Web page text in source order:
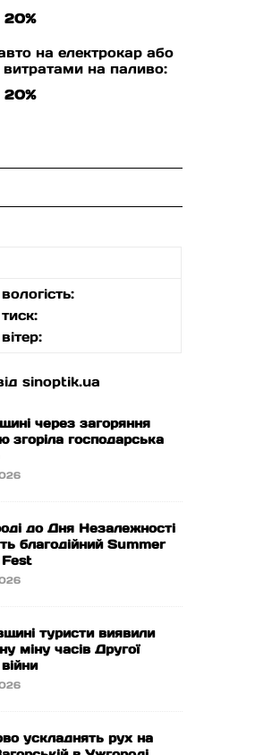
20%
на електрокар або
на паливо:
20%
вологість:
тиск:
вітер:
sinoptik.ua
через загоряння
згоріла господарська
до Дня Незалежності
благодійний Summer
туристи виявили
міну часів Другої
ускладнять рух на